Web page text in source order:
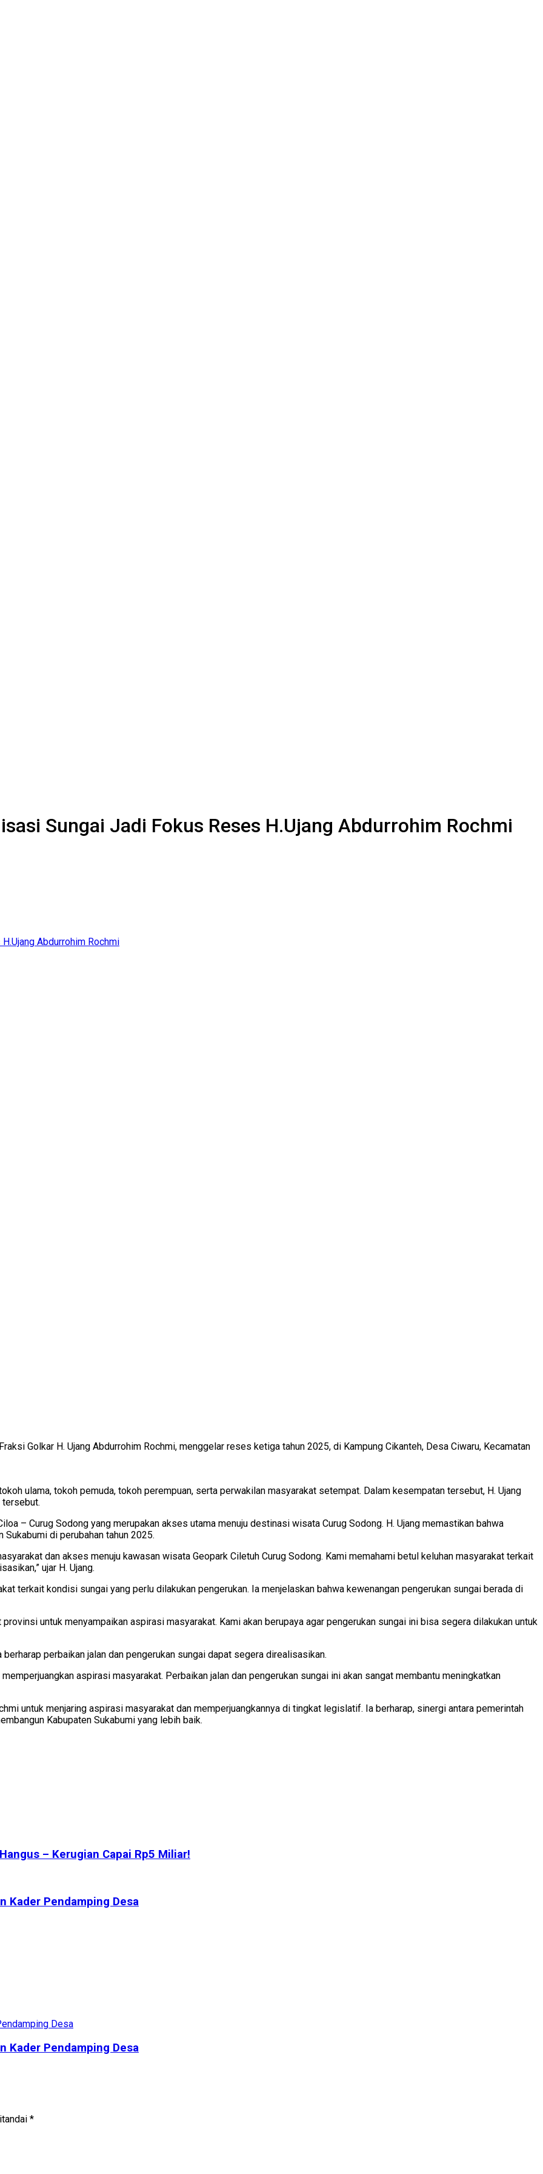
Sungai Jadi Fokus Reses H.Ujang Abdurrohim Rochmi
Golkar H. Ujang Abdurrohim Rochmi, menggelar reses ketiga tahun 2025, di Kampung Cikanteh, Desa Ciwaru, Kecamatan
ulama, tokoh pemuda, tokoh perempuan, serta perwakilan masyarakat setempat. Dalam kesempatan tersebut, H. Ujang
tersebut.
– Curug Sodong yang merupakan akses utama menuju destinasi wisata Curug Sodong. H. Ujang memastikan bahwa
Sukabumi di perubahan tahun 2025.
dan akses menuju kawasan wisata Geopark Ciletuh Curug Sodong. Kami memahami betul keluhan masyarakat terkait
ujar H. Ujang.
terkait kondisi sungai yang perlu dilakukan pengerukan. Ia menjelaskan bahwa kewenangan pengerukan sungai berada di
untuk menyampaikan aspirasi masyarakat. Kami akan berupaya agar pengerukan sungai ini bisa segera dilakukan untuk
perbaikan jalan dan pengerukan sungai dapat segera direalisasikan.
aspirasi masyarakat. Perbaikan jalan dan pengerukan sungai ini akan sangat membantu meningkatkan
untuk menjaring aspirasi masyarakat dan memperjuangkannya di tingkat legislatif. Ia berharap, sinergi antara pemerintah
Kabupaten Sukabumi yang lebih baik.
– Kerugian Capai Rp5 Miliar!
Kader Pendamping Desa
Kader Pendamping Desa
*